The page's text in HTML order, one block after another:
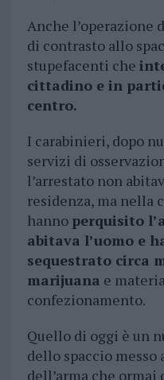
Anche l’operazione
di contrasto allo
stupefacenti che
cittadino e in
centro.
I carabinieri, dopo
servizi di
l’arrestato non
residenza, ma nella
hanno perquisito
abitava l’uomo e
sequestrato circa
marijuana e
confezionamento.
Quello di oggi è un
dello spaccio
dell’arma che ormai